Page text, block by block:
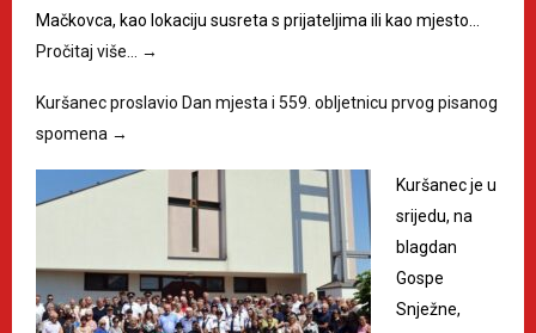
Mačkovca, kao lokaciju susreta s prijateljima ili kao mjesto…
Pročitaj više…
→
Kuršanec proslavio Dan mjesta i 559. obljetnicu prvog pisanog
spomena →
Kuršanec je u
srijedu, na
blagdan
Gospe
Snježne,